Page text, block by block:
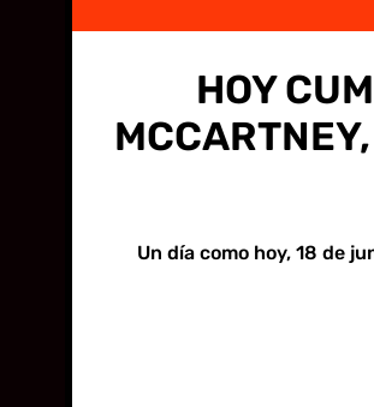
HOY
Un día como hoy, 18 de